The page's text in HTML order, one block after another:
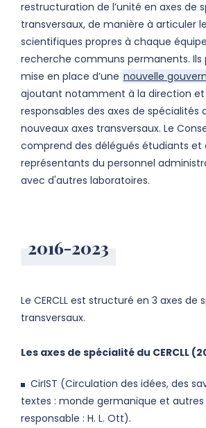
restructuration de l’unité en axes de
transversaux, de manière à articuler
scientifiques propres à chaque
recherche communs permanents.
mise en place d’une nouvelle
ajoutant notamment à la direction et
responsables des axes de spécialités
nouveaux axes transversaux. Le
comprend des délégués étudiants et
représentants du personnel
avec d'autres laboratoires.
2016-2023
Le CERCLL est structuré en 3 axes de
transversaux.
Les axes de spécialité du CERCLL
CirIST (Circulation des idées, des
textes : monde germanique et autres
responsable : H. L. Ott).